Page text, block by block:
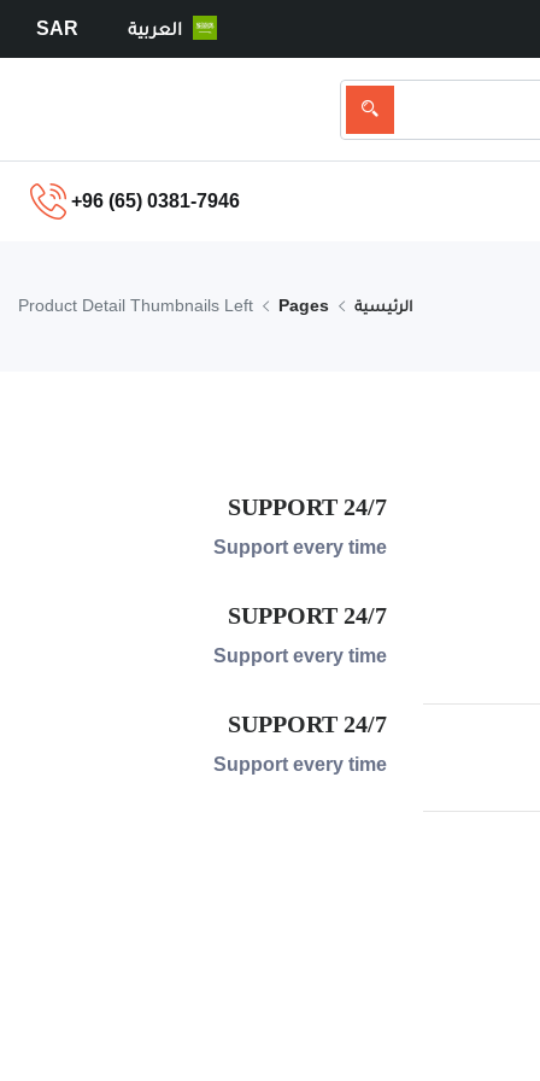
العربية SAR
+96 (65) 0381-7946
الرئيسية Pages
Product Detail Thumbnails Left
24/7 SUPPORT
Support every time
24/7 SUPPORT
Support every time
24/7 SUPPORT
Support every time